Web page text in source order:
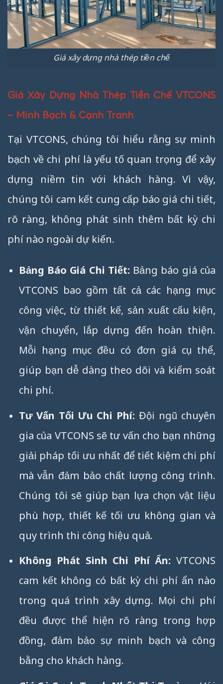
Giá xây dựng nhà thép tiền chế
Giá Xây Dựng Nhà Thép Tiền Chế VTCONS
– Minh Bạch & Cạnh Tranh
Tại VTCONS, chúng tôi hiểu rằng sự minh
bạch về chi phí là yếu tố quan trọng để xây
dựng niềm tin với khách hàng. Vì vậy,
chúng tôi cam kết cung cấp báo giá chi tiết,
rõ ràng, không phát sinh thêm bất kỳ chi
phí nào ngoài dự kiến.
Bảng Báo Giá Chi Tiết: Bảng báo giá của
VTCONS bao gồm tất cả các hạng mục
công việc, từ thiết kế, sản xuất cấu kiện,
vận chuyển, lắp dựng đến hoàn thiện.
Mỗi hạng mục đều có đơn giá cụ thể,
giúp bạn dễ dàng theo dõi và kiểm soát
chi phí.
Tư Vấn Tối Ưu Chi Phí: Đội ngũ chuyên
gia của VTCONS sẽ tư vấn cho bạn những
giải pháp tối ưu nhất để tiết kiệm chi phí
mà vẫn đảm bảo chất lượng công trình.
Chúng tôi sẽ giúp bạn lựa chọn vật liệu
phù hợp, thiết kế tối ưu không gian và
quy trình thi công hiệu quả.
Không Phát Sinh Chi Phí Ẩn: VTCONS
cam kết không có bất kỳ chi phí ẩn nào
trong quá trình xây dựng. Mọi chi phí
đều được thể hiện rõ ràng trong hợp
đồng, đảm bảo sự minh bạch và công
bằng cho khách hàng.